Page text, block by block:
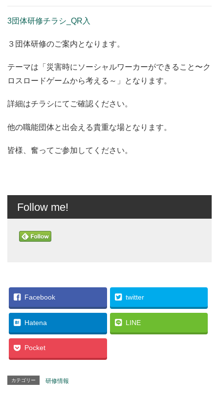
3団体研修チラシ_QR入
３団体研修のご案内となります。
テーマは「災害時にソーシャルワーカーができること〜ク
ロスロードゲームから考える～」となります。
詳細はチラシにてご確認ください。
他の職能団体と出会える貴重な場となります。
皆様、奮ってご参加してください。
Follow me!
Facebook twitter
Hatena LINE
Pocket
カテゴリー 研修情報